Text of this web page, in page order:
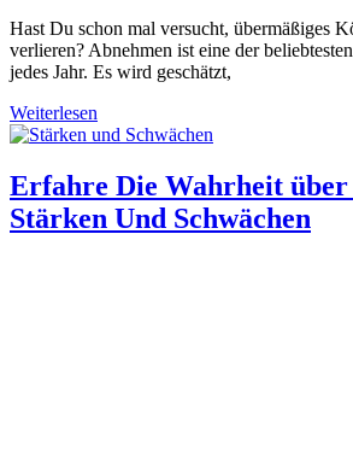
Hast Du schon mal versucht, übermäßiges
verlieren? Abnehmen ist eine der
jedes Jahr. Es wird geschätzt,
Weiterlesen
Erfahre Die Wahrheit über
Stärken Und Schwächen